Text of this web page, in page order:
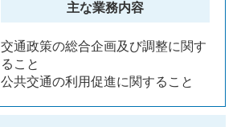
主な業務内容
交通政策の総合企画及び調整に関す
ること
公共交通の利用促進に関すること